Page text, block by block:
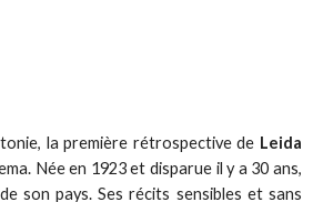
la première rétrospective de Leida
Née en 1923 et disparue il y a 30 ans,
son pays. Ses récits sensibles et sans